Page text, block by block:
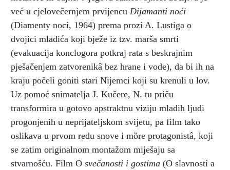
već u cjelovečernjem prvijencu Dijamanti noći
(Diamenty noci, 1964) prema prozi A. Lustiga o
dvojici mladića koji bježe iz tzv. marša smrti
(evakuacija konclogora potkraj rata s beskrajnim
pješačenjem zatvorenikâ bez hrane i vode), da bi ih na
kraju počeli goniti stari Nijemci koji su krenuli u lov.
Uz pomoć snimatelja J. Kučere, N. tu priču
transformira u gotovo apstraktnu viziju mladih ljudi
progonjenih u neprijateljskom svijetu, pa film tako
oslikava u prvom redu snove i mȍre protagonistâ, koji
se zatim originalnom montažom miješaju sa
stvarnošću. Film O svečanosti i gostima (O slavností a